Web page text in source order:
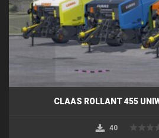
CLAAS ROLLANT 455
40